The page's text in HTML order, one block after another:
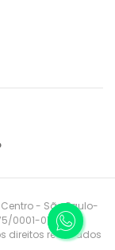
- São Paulo-
0001-01
direitos reservados